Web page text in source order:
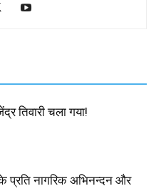
तिवारी चला गया!
प्रति नागरिक अभिनन्दन और